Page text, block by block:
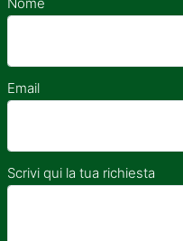
Nome
Email
Scrivi qui la tua richiesta